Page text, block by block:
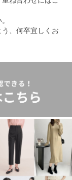
、何卒宜しくお